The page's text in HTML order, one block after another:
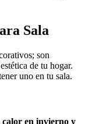
Sala
son
de tu hogar.
uno en tu sala.
en invierno y